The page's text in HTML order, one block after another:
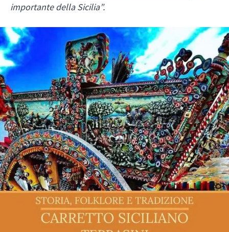
importante della Sicilia”.